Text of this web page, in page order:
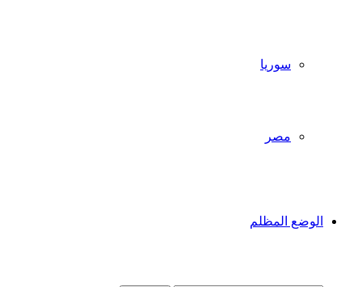
سوريا
مصر
الوضع المظلم